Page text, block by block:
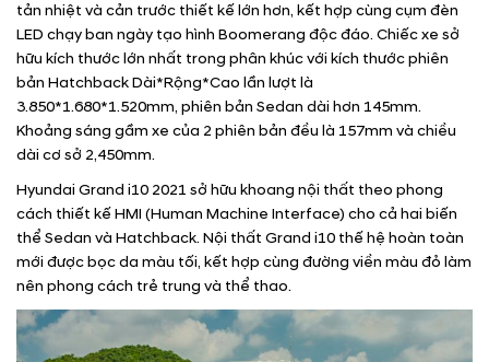
tản nhiệt và cản trước thiết kế lớn hơn, kết hợp cùng cụm đèn
LED chạy ban ngày tạo hình Boomerang độc đáo. Chiếc xe sở
hữu kích thước lớn nhất trong phân khúc với kích thước phiên
bản Hatchback Dài*Rộng*Cao lần lượt là
3.850*1.680*1.520mm, phiên bản Sedan dài hơn 145mm.
Khoảng sáng gầm xe của 2 phiên bản đều là 157mm và chiều
dài cơ sở 2,450mm.
Hyundai Grand i10 2021 sở hữu khoang nội thất theo phong
cách thiết kế HMI (Human Machine Interface) cho cả hai biến
thể Sedan và Hatchback. Nội thất Grand i10 thế hệ hoàn toàn
mới được bọc da màu tối, kết hợp cùng đường viền màu đỏ làm
nên phong cách trẻ trung và thể thao.